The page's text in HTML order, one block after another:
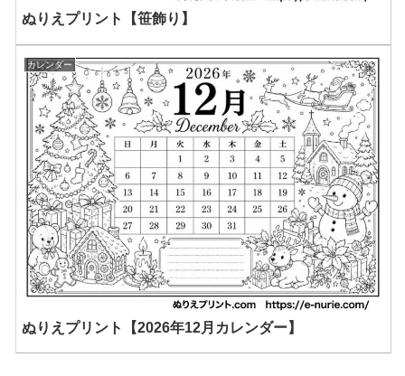
ぬりえプリント【笹飾り】
カレンダー
ぬりえプリント【2026年12月カレンダー】